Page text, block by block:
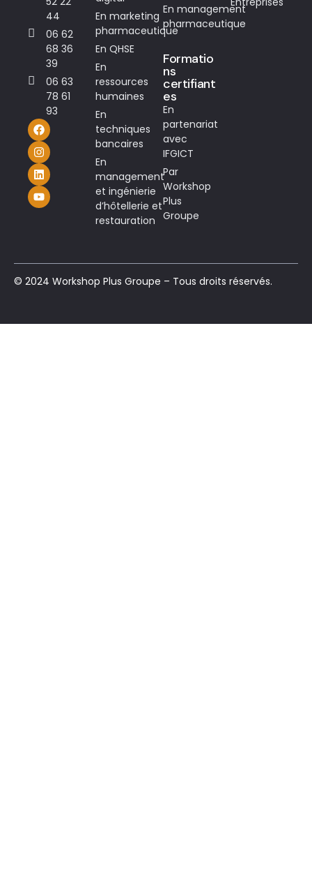
44
06 62
68 36
39
06 63
78 61
93
En marketing
pharmaceutique
En QHSE
En
ressources
humaines
En
techniques
bancaires
En
management
et ingénierie
d’hôtellerie et
restauration
En management
pharmaceutique
Formatio
ns
certifiant
es
En
partenariat
avec
IFGICT
Par
Workshop
Plus
Groupe
© 2024 Workshop Plus Groupe – Tous droits réservés.